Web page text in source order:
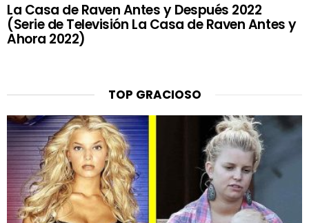
La Casa de Raven Antes y Después 2022
(Serie de Televisión La Casa de Raven Antes y
Ahora 2022)
TOP GRACIOSO